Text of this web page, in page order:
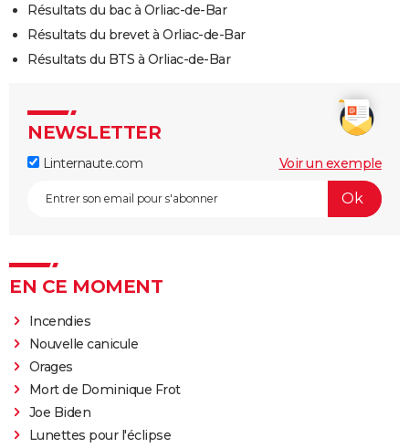
Résultats du bac à Orliac-de-Bar
Résultats du brevet à Orliac-de-Bar
Résultats du BTS à Orliac-de-Bar
NEWSLETTER
Linternaute.com Voir un exemple
EN CE MOMENT
Incendies
Nouvelle canicule
Orages
Mort de Dominique Frot
Joe Biden
Lunettes pour l'éclipse